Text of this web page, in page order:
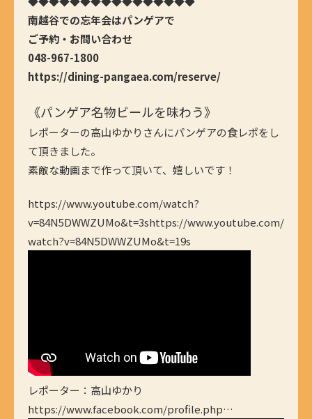
南越谷での忘年会はパンゲアで
ご予約・お問い合わせ
048-967-1800
https://dining-pangaea.com/reserve/
《パンゲア名物ビールを味わう》
レポーターの高山ゆかりさんにパンゲアの食レポをし
て頂きました。
素敵な動画まで作って頂いて、嬉しいです！
https://www.youtube.com/watch?
v=84N5DWWZUMo&t=3shttps://www.youtube.com/
watch?v=84N5DWWZUMo&t=19s
レポーター：高山ゆかり
https://www.facebook.com/profile.php…